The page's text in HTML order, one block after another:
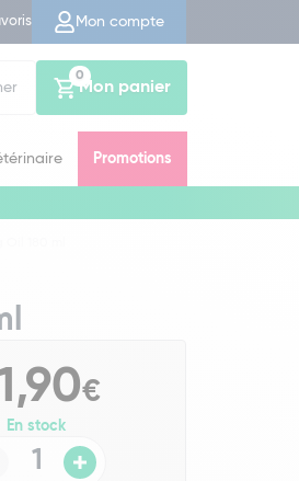
Mon compte
Mon panier
0
Promotions
€
En stock